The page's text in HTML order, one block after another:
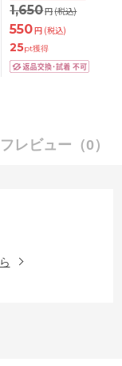
ョーツ S/M/L
1,650円(税込)
550円 (税込)
25pt獲得
レビュー （0）